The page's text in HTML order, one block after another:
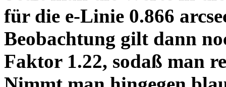
für die e-Linie 0.866
Beobachtung gilt dann
Faktor 1.22, sodaß man